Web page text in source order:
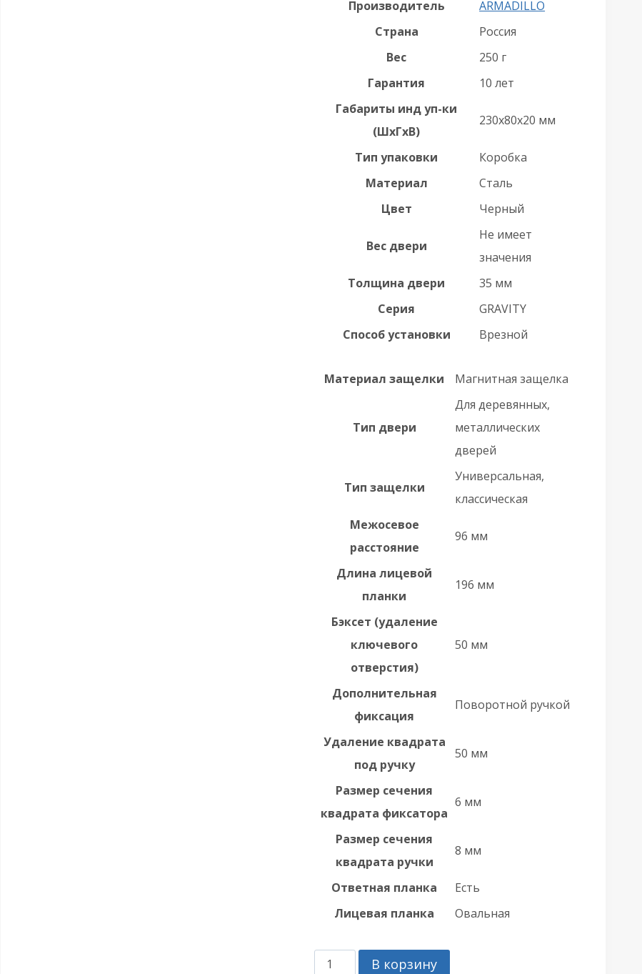
Производитель
ARMADILLO
Страна
Россия
Вес
250 г
Гарантия
10 лет
Габариты инд уп-ки
(ШхГхВ)
230x80x20 мм
Тип упаковки
Коробка
Материал
Сталь
Цвет
Черный
Вес двери
Не имеет
значения
Толщина двери
35 мм
Серия
GRAVITY
Способ установки
Врезной
Материал защелки Магнитная защелка
Тип двери
Для деревянных,
металлических
дверей
Тип защелки
Универсальная,
классическая
Межосевое
расстояние
96 мм
Длина лицевой
планки
196 мм
Бэксет (удаление
ключевого
отверстия)
50 мм
Дополнительная
фиксация
Поворотной ручкой
Удаление квадрата
под ручку
50 мм
Размер сечения
квадрата фиксатора
6 мм
Размер сечения
квадрата ручки
8 мм
Ответная планка
Есть
Лицевая планка
Овальная
КоличествоВ корзину